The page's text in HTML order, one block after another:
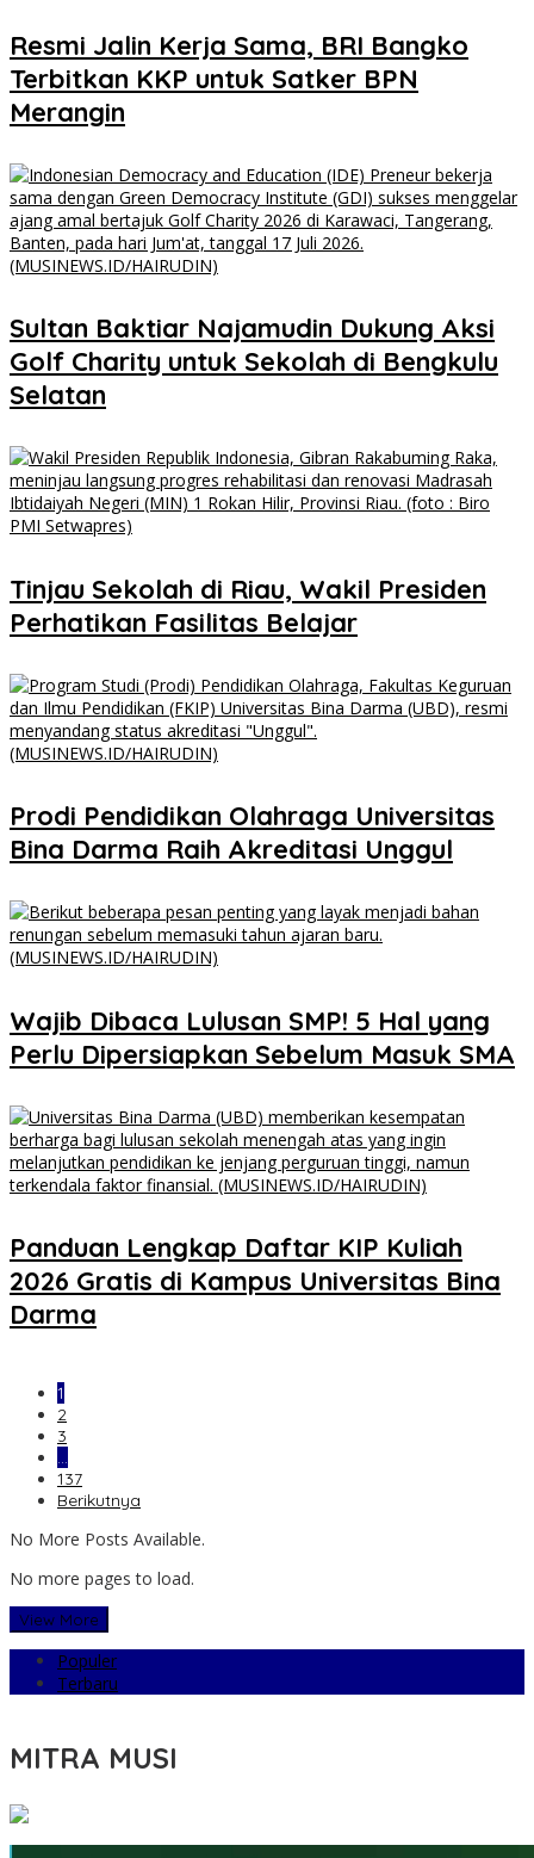
​Resmi Jalin Kerja Sama, BRI Bangko
Terbitkan KKP untuk Satker BPN
Merangin
Sultan Baktiar Najamudin Dukung Aksi
Golf Charity untuk Sekolah di Bengkulu
Selatan
Tinjau Sekolah di Riau, Wakil Presiden
Perhatikan Fasilitas Belajar
Prodi Pendidikan Olahraga Universitas
Bina Darma Raih Akreditasi Unggul
Wajib Dibaca Lulusan SMP! 5 Hal yang
Perlu Dipersiapkan Sebelum Masuk SMA
Panduan Lengkap Daftar KIP Kuliah
2026 Gratis di Kampus Universitas Bina
Darma
1
2
3
…
137
Berikutnya
No More Posts Available.
No more pages to load.
View More
Populer
Terbaru
MITRA MUSI